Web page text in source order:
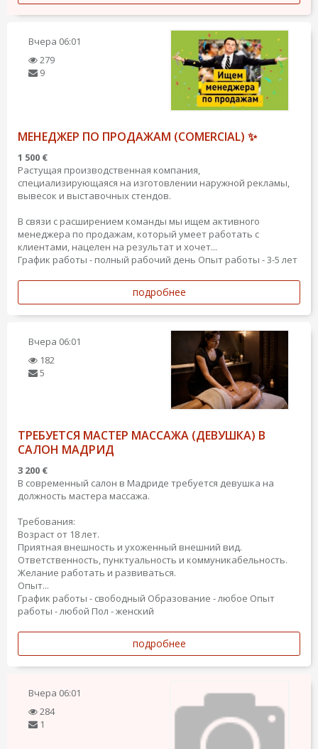
Вчера 06:01
279
9
МЕНЕДЖЕР ПО ПРОДАЖАМ (COMERCIAL) ✨
1 500 €
Растущая производственная компания,
специализирующаяся на изготовлении наружной рекламы,
вывесок и выставочных стендов.
В связи с расширением команды мы ищем активного
менеджера по продажам, который умеет работать с
клиентами, нацелен на результат и хочет...
График работы - полный рабочий день Опыт работы - 3-5 лет
подробнее
Вчера 06:01
182
5
ТРЕБУЕТСЯ МАСТЕР МАССАЖА (ДЕВУШКА) В
САЛОН МАДРИД
3 200 €
В современный салон в Мадриде требуется девушка на
должность мастера массажа.
Требования:
Возраст от 18 лет.
Приятная внешность и ухоженный внешний вид.
Ответственность, пунктуальность и коммуникабельность.
Желание работать и развиваться.
Опыт...
График работы - свободный Образование - любое Опыт
работы - любой Пол - женский
подробнее
Вчера 06:01
284
1